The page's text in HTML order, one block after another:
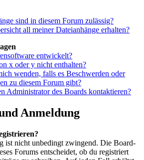
sind in diesem Forum zulässig?
all meiner Dateianhänge erhalten?
entwickelt?
x oder y nicht enthalten?
wenden, falls es Beschwerden oder
zu diesem Forum gibt?
Administrator des Boards kontaktieren?
Anmeldung
ist nicht unbedingt zwingend. Die Board-
Forums entscheidet, ob du registriert